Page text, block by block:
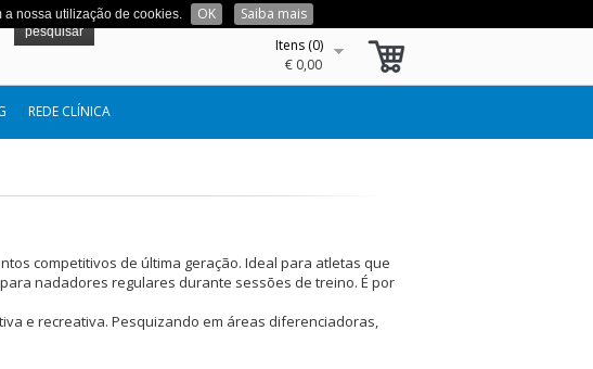
pesquisar
LOGIN OU REGISTE-SE
Itens (0)
€ 0,00
REDE CLÍNICA
competitivos de última geração. Ideal para atletas que
nadadores regulares durante sessões de treino. É por
e recreativa. Pesquizando em áreas diferenciadoras,
a nossa utilização de cookies. OK Saiba mais